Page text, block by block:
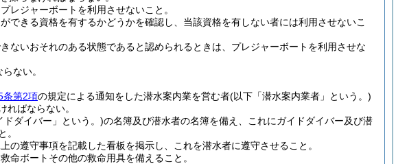
レジャーボートを利用させないこと。
できる資格を有するかどうかを確認し、当該資格を有しない者には利用させないこ
ないおそれのある状態であると認められるときは、プレジャーボートを利用させな
ない。
条第2項の規定による通知をした潜水案内業を営む者(以下「潜水案内業者」という。)
ればならない。
ドダイバー」という。)の名簿及び潜水者の名簿を備え、これにガイドダイバー及び潜
。
遵守事項を記載した看板を掲示し、これを潜水者に遵守させること。
命ボートその他の救命用具を備えること。